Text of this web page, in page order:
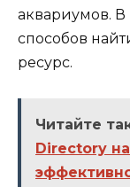
аквариумов. В
способов
ресурс.
Читайте
Directory